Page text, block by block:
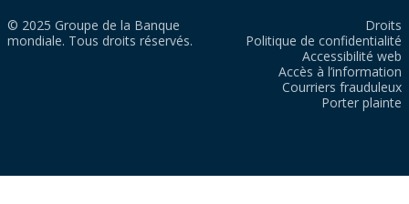
© 2025 Groupe de la Banque
mondiale. Tous droits réservés.
Droits
Politique de confidentialité
Accessibilité web
Accès à l’information
Courriers frauduleux
Porter plainte